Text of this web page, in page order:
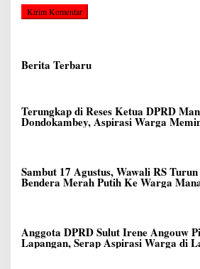
Berita Terbaru
Terungkap di Reses Ketua DPRD
Dondokambey, Aspirasi Warga
Banjer Dipindahkan ke Kantor DLH
Sambut 17 Agustus, Wawali RS
Bendera Merah Putih Ke Warga
Anggota DPRD Sulut Irene Angouw
Lapangan, Serap Aspirasi Warga di